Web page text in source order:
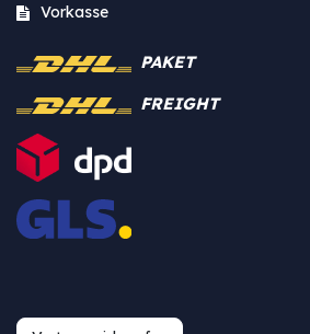
Vorkasse
PAKET
FREIGHT